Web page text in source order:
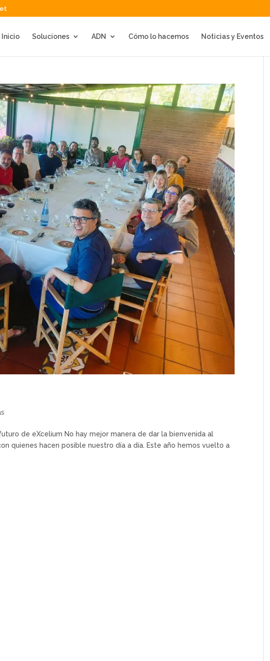
Inicio Soluciones ADN Cómo lo hacemos Noticias y Eventos
de eXcelium No hay mejor manera de dar la bienvenida al
quienes hacen posible nuestro día a día. Este año hemos vuelto a